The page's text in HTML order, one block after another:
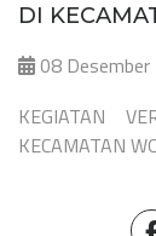
DI
08 Desember
KEGIATAN
KECAMATAN